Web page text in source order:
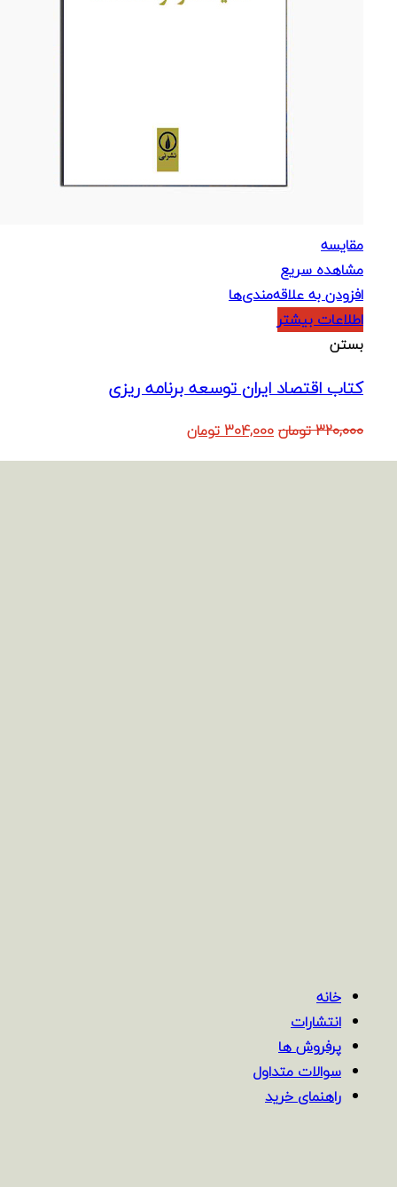
مقایسه
مشاهده سریع
افزودن به علاقه‌مندی‌ها
اطلاعات بیشتر
بستن
کتاب اقتصاد ایران توسعه برنامه ریزی
320,000تومانقیمت
اصلی:
304,000تومانقیمت
فعلی:
خانه
انتشارات
پرفروش ها
سوالات متداول
راهنمای خرید